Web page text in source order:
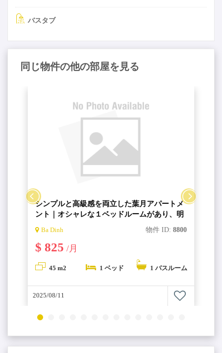
バスタブ
同じ物件の他の部屋を見る
シンプルと高級感を両立した葉月アパートメ
ント｜オシャレな１ベッドルームがあり、明
アパート】
Ba Dinh 物件 ID: 8800
$ 825 /月
45 m2 1 ベッド 1 バスルーム
2025/08/11